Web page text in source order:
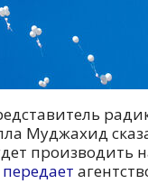
Муджахид
производить
передает